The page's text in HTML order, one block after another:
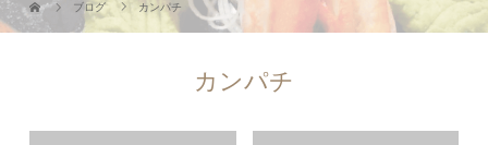
ブログ カンパチ
カンパチ